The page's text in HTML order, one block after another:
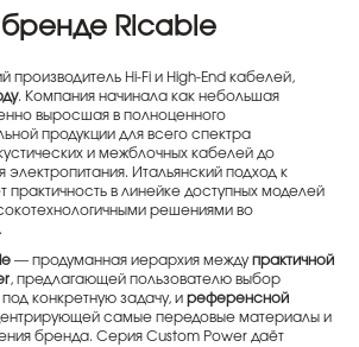
Ricable
производитель Hi-Fi и High-End кабелей,
. Компания начинала как небольшая
выросшая в полноценного
продукции для всего спектра
и межблочных кабелей до
Итальянский подход к
практичность в линейке доступных моделей
решениями во
— продуманная иерархия междупрактичной
, предлагающей пользователю выбор
конкретную задачу, и референсной
самые передовые материалы и
бренда. Серия Custom Power даёт